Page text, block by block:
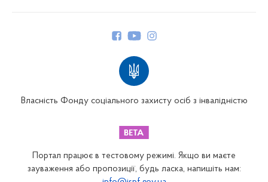
Закарпатське відділення
Власність Фонду соціального захисту осіб з інвалідністю
Портал працює в тестовому режимі. Якщо ви маєте
зауваження або пропозиції, будь ласка, напишіть нам: